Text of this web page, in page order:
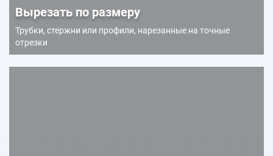
Вырезать по размеру
Трубки, стержни или профили, нарезанные на точные
отрезки